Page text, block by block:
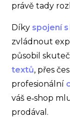
právě tady
Díky spojení
zvládnout
působil
textů, přes
profesionální
váš e‑shop
prodával.